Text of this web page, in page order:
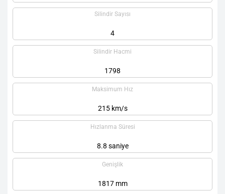
Silindir Sayısı
4
Silindir Hacmi
1798
Maksimum Hız
215 km/s
Hızlanma Süresi
8.8 saniye
Genişlik
1817 mm